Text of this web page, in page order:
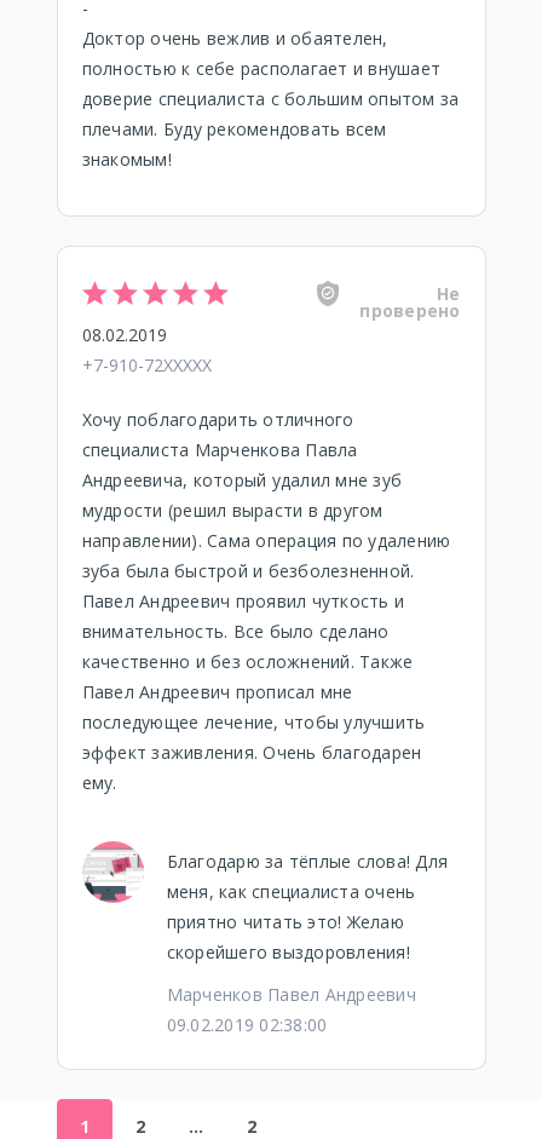
-
Доктор очень вежлив и обаятелен,
полностью к себе располагает и внушает
доверие специалиста с большим опытом за
плечами. Буду рекомендовать всем
знакомым!
Не
проверено
08.02.2019
+7-910-72XXXXX
Хочу поблагодарить отличного
специалиста Марченкова Павла
Андреевича, который удалил мне зуб
мудрости (решил вырасти в другом
направлении). Сама операция по удалению
зуба была быстрой и безболезненной.
Павел Андреевич проявил чуткость и
внимательность. Все было сделано
качественно и без осложнений. Также
Павел Андреевич прописал мне
последующее лечение, чтобы улучшить
эффект заживления. Очень благодарен
ему.
Благодарю за тёплые слова! Для
меня, как специалиста очень
приятно читать это! Желаю
скорейшего выздоровления!
Марченков Павел Андреевич
09.02.2019 02:38:00
1 2 … 2